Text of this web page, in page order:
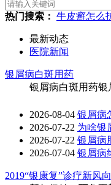
热门搜索： 牛皮癣怎么
最新动态
医院新闻
银屑病白斑用药
银屑病白斑用药
2026-08-04 银屑病
2026-07-22 为啥银
2026-07-22 银屑病
2026-07-04 银屑病
2019“银康复”诊疗新风